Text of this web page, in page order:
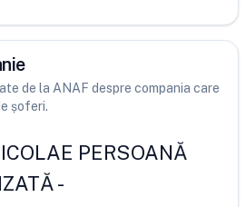
de la ANAF despre compania care
șoferi.
PERSOANĂ
-